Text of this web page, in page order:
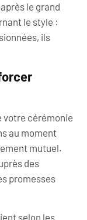
le grand
le style :
ils
votre cérémonie
au moment
mutuel.
des
promesses
selon les